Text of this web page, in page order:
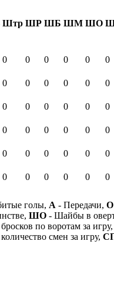
Штр ШР ШБ ШМ ШО
0 0 0 0 0 0
0 0 0 0 0 0
0 0 0 0 0 0
0 0 0 0 0 0
0 0 0 0 0 0
0 0 0 0 0 0
голы, А - Передачи, О
ШО - Шайбы в
по воротам за игру,
смен за игру,